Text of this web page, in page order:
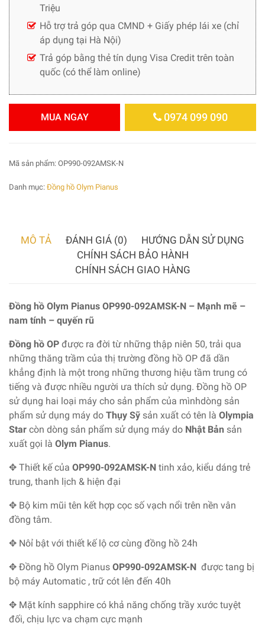
Triệu
Hỗ trợ trả góp qua CMND + Giấy phép lái xe (chỉ
áp dụng tại Hà Nội)
Trả góp bằng thẻ tín dụng Visa Credit trên toàn
quốc (có thể làm online)
MUA NGAY 0974 099 090
Mã sản phẩm: OP990-092AMSK-N
Danh mục: Đồng hồ Olym Pianus
MÔ TẢ ĐÁNH GIÁ (0)
HƯỚNG DẪN SỬ DỤNG
CHÍNH SÁCH BẢO HÀNH
CHÍNH SÁCH GIAO HÀNG
Đồng hồ Olym Pianus OP990-092AMSK-N – Mạnh mẽ –
nam tính – quyến rũ
Đồng hồ OP được ra đời từ những thập niên 50, trải qua
những thăng trầm của thị trường đồng hồ OP đã dần
khẳng định là một trong những thương hiệu tầm trung có
tiếng và được nhiều người ưa thích sử dụng. Đồng hồ OP
sử dụng hai loại máy cho sản phẩm của mìnhdòng sản
phẩm sử dụng máy do Thụy Sỹ sản xuất có tên là Olympia
Star còn dòng sản phẩm sử dụng máy do Nhật Bản sản
xuất gọi là Olym Pianus.
✥ Thiết kế của OP990-092AMSK-N tinh xảo, kiểu dáng trẻ
trung, thanh lịch & hiện đại
✥ Bộ kim mũi tên kết hợp cọc số vạch nổi trên nền vân
đồng tâm.
✥ Nôỉ bật với thiết kế lộ cơ cùng đồng hồ 24h
✥ Đồng hồ Olym Pianus OP990-092AMSK-N được tang bị
bộ máy Automatic , trữ cót lên đến 40h
✥ Mặt kính sapphire có khả năng chống trầy xước tuyệt
đối, chịu lực va chạm cực mạnh